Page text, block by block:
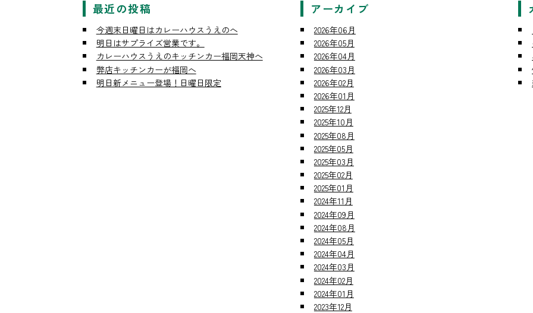
最近の投稿
今週末日曜日はカレーハウスうえのへ
明日はサプライズ営業です。
カレーハウスうえのキッチンカー福岡天神へ
弊店キッチンカーが福岡へ
明日新メニュー登場！日曜日限定
アーカイブ
2026年06月
2026年05月
2026年04月
2026年03月
2026年02月
2026年01月
2025年12月
2025年10月
2025年08月
2025年05月
2025年03月
2025年02月
2025年01月
2024年11月
2024年09月
2024年08月
2024年05月
2024年04月
2024年03月
2024年02月
2024年01月
2023年12月